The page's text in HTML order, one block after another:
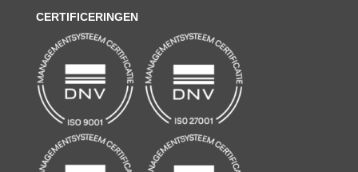
CERTIFICERINGEN